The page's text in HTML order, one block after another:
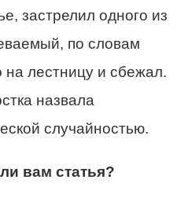
застрелил одного из
по словам
на лестницу и сбежал.
назвала
случайностью.
вам статья?